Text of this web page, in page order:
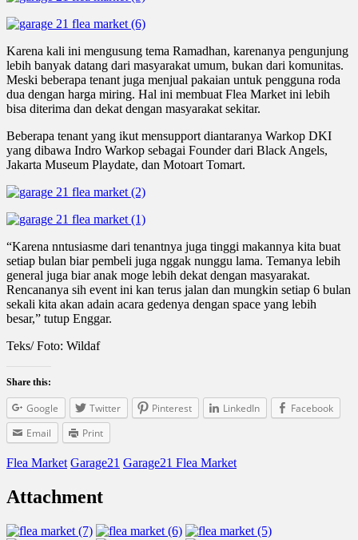
Karena kali ini mengusung tema Ramadhan, karenanya pengunjung
lebih banyak datang dari masyarakat umum, bukan dari komunitas.
Meski beberapa tenant juga menjual pakaian untuk pengguna roda
dua dengan harga miring. Hal ini membuat Flea Market ini lebih
bisa diterima dan dekat dengan masyarakat sekitar.
Beberapa tenant yang ikut mensupport diantaranya Warkop DKI
yang dibawa Indro Warkop sebagai Founder dari Black Angels,
Jakarta Museum Playdate, dan Motoart Tomart.
“Karena nntusiasme dari tenantnya juga tinggi makannya kita buat
setiap bulan biar pembeli juga nggak nunggu lama. Temanya lebih
general juga biar anak moge lebih dekat dengan masyarakat.
Rencananya sih event ini kan terus jalan dan mungkin setiap 6 bulan
sekali kita akan adain acara gedenya dengan space yang lebih
besar,” tutup Enggar.
Teks/ Foto: Wildaf
Share this:
Google Twitter Pinterest LinkedIn
Facebook
Email
Print
Flea Market Garage21 Garage21 Flea Market
Attachment